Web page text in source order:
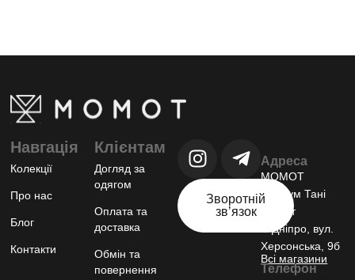
Адреса
МОМОТ
шоурум Тані
Момот
м.Дніпро, вул.
Херсонська, 9б
Всі магазини
Телефон
Навгація
Колекції
Про нас
Блог
Контакти
Клієнтам
Догляд за
одягом
Оплата та
доставка
Обмін та
повернення
Зворотній
звʼязок